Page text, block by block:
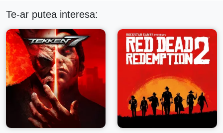
Te-ar putea interesa: